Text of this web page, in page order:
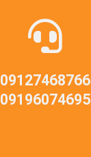
09127468766
09196074695